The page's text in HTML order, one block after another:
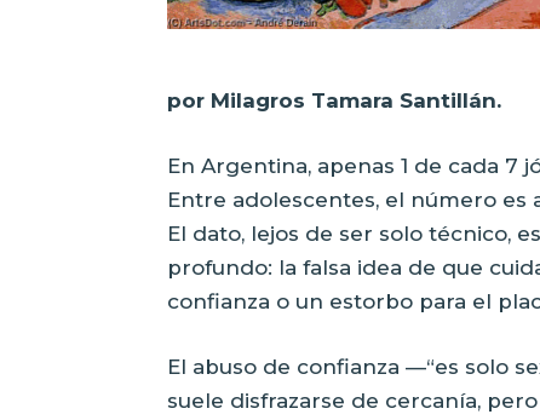
por Milagros Tamara Santillán.
En Argentina, apenas 1 de cada 7
Entre adolescentes, el número es
El dato, lejos de ser solo técnico,
profundo: la falsa idea de que
confianza o un estorbo para el
El abuso de confianza —“es solo
suele disfrazarse de cercanía,